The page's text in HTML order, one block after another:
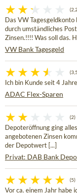
Das VW
durch umständliches
Zinsen.!!!! Was soll das.
VW Bank Tagesgeld
Ich bin Kunde seit 4
ADAC Flex-Sparen
(2)
Depoteröffnung ging
angebotenen Zinsen
der Depotwert [...]
Privat: DAB Bank
(5)
Vor ca. einem Jahr habe